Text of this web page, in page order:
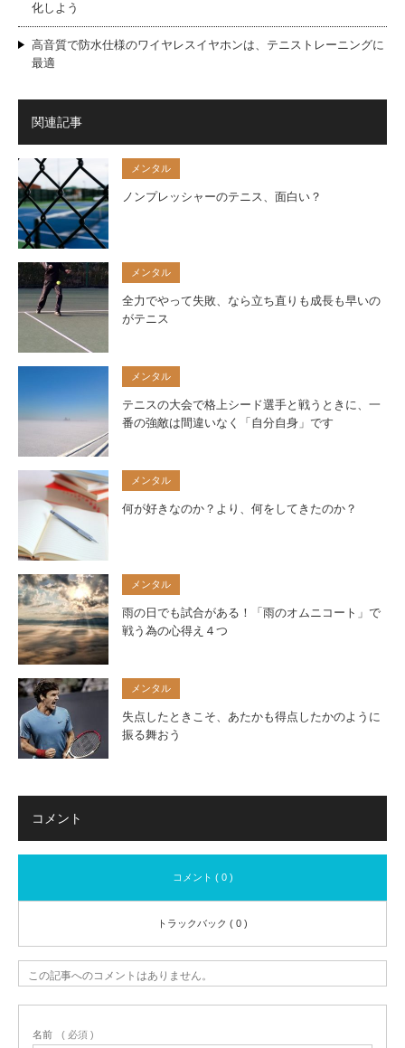
化しよう
高音質で防水仕様のワイヤレスイヤホンは、テニストレーニングに
最適
関連記事
メンタル
ノンプレッシャーのテニス、面白い？
メンタル
全力でやって失敗、なら立ち直りも成長も早いの
がテニス
メンタル
テニスの大会で格上シード選手と戦うときに、一
番の強敵は間違いなく「自分自身」です
メンタル
何が好きなのか？より、何をしてきたのか？
メンタル
雨の日でも試合がある！「雨のオムニコート」で
戦う為の心得え４つ
メンタル
失点したときこそ、あたかも得点したかのように
振る舞おう
コメント
コメント ( 0 )
トラックバック ( 0 )
この記事へのコメントはありません。
名前 ( 必須 )